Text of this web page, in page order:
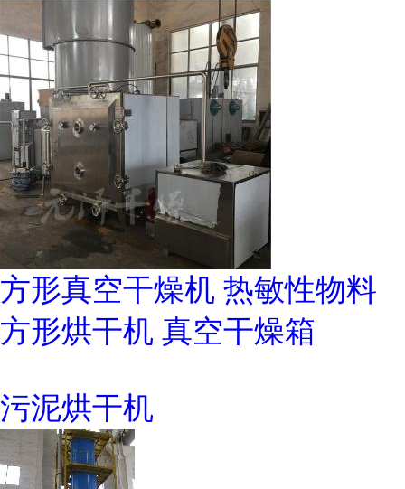
方形真空干燥机 热敏性物料
方形烘干机 真空干燥箱
污泥烘干机